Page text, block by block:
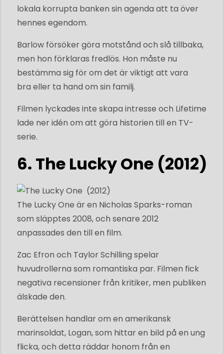
lokala korrupta banken sin agenda att ta över
hennes egendom.
Barlow försöker göra motstånd och slå tillbaka,
men hon förklaras fredlös. Hon måste nu
bestämma sig för om det är viktigt att vara
bra eller ta hand om sin familj.
Filmen lyckades inte skapa intresse och Lifetime
lade ner idén om att göra historien till en TV-
serie.
6. The Lucky One (2012)
The Lucky One är en Nicholas Sparks-roman
som släpptes 2008, och senare 2012
anpassades den till en film.
Zac Efron och Taylor Schilling spelar
huvudrollerna som romantiska par. Filmen fick
negativa recensioner från kritiker, men publiken
älskade den.
Berättelsen handlar om en amerikansk
marinsoldat, Logan, som hittar en bild på en ung
flicka, och detta räddar honom från en